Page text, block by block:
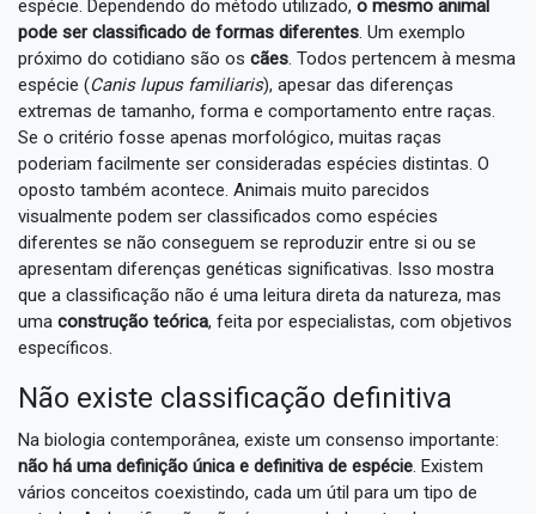
espécie. Dependendo do método utilizado, o mesmo animal
pode ser classificado de formas diferentes . Um exemplo
próximo do cotidiano são os cães . Todos pertencem à mesma
espécie (Canis lupus familiaris), apesar das diferenças
extremas de tamanho, forma e comportamento entre raças.
Se o critério fosse apenas morfológico, muitas raças
poderiam facilmente ser consideradas espécies distintas. O
oposto também acontece. Animais muito parecidos
visualmente podem ser classificados como espécies
diferentes se não conseguem se reproduzir entre si ou se
apresentam diferenças genéticas significativas. Isso mostra
que a classificação não é uma leitura direta da natureza, mas
uma construção teórica, feita por especialistas, com objetivos
específicos.
Não existe classificação definitiva
Na biologia contemporânea, existe um consenso importante:
não há uma definição única e definitiva de espécie. Existem
vários conceitos coexistindo, cada um útil para um tipo de